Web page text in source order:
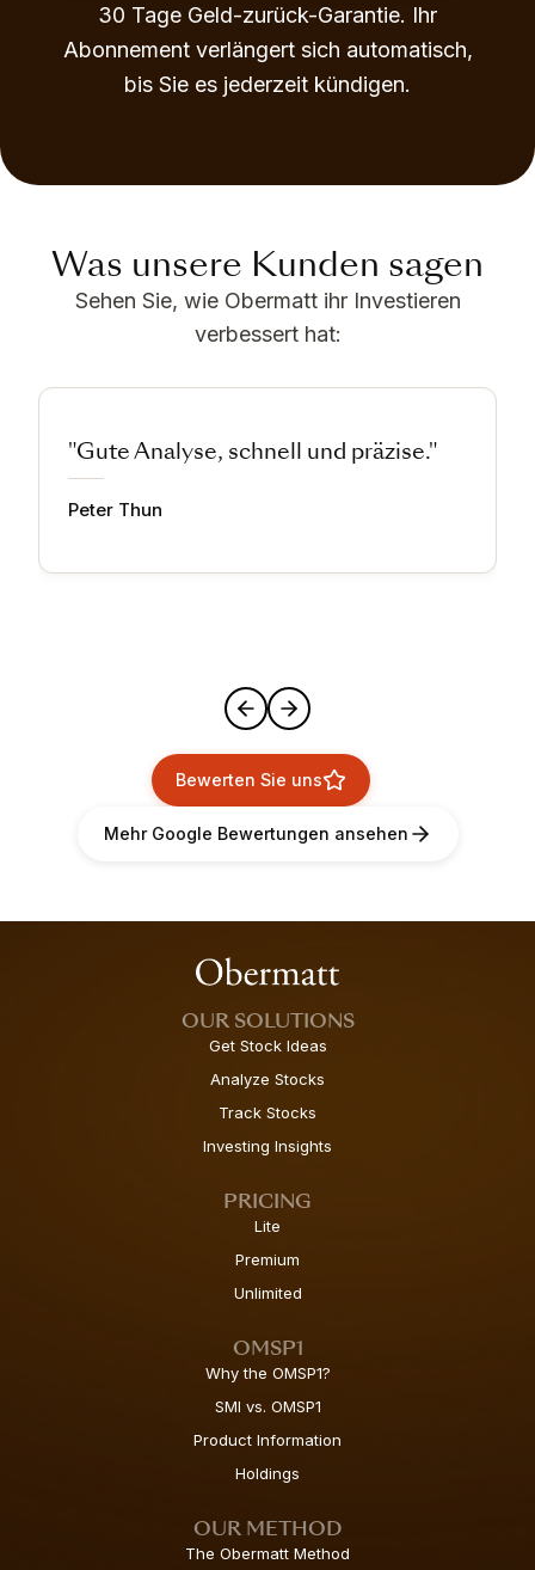
30 Tage Geld-zurück-Garantie. Ihr
Abonnement verlängert sich automatisch,
bis Sie es jederzeit kündigen.
Was unsere Kunden sagen
Sehen Sie, wie Obermatt ihr Investieren
verbessert hat:
"Gute Analyse, schnell und präzise."
Peter Thun
Bewerten Sie uns
Mehr Google Bewertungen ansehen
OUR SOLUTIONS
Get Stock Ideas
Analyze Stocks
Track Stocks
Investing Insights
PRICING
Lite
Premium
Unlimited
OMSP1
Why the OMSP1?
SMI vs. OMSP1
Product Information
Holdings
OUR METHOD
The Obermatt Method